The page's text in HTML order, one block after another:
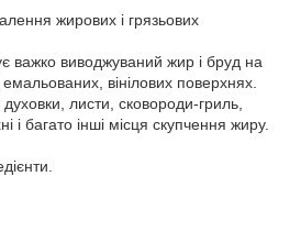
жирових і грязьових
виводжуваний жир і бруд на
вінілових поверхнях.
листи, сковороди-гриль,
і багато інші місця скупчення жиру.